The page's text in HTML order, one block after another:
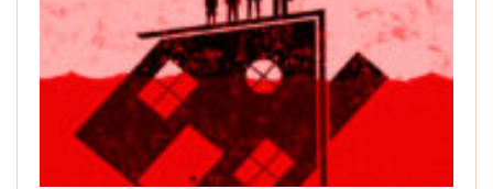
PAPREC adquiere la compañía Ascan
Servicios Urbanos